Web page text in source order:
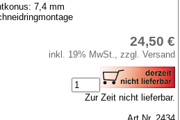
7,4 mm
24,50 €
inkl. 19% MwSt., zzgl. Versand
Zur Zeit nicht lieferbar.